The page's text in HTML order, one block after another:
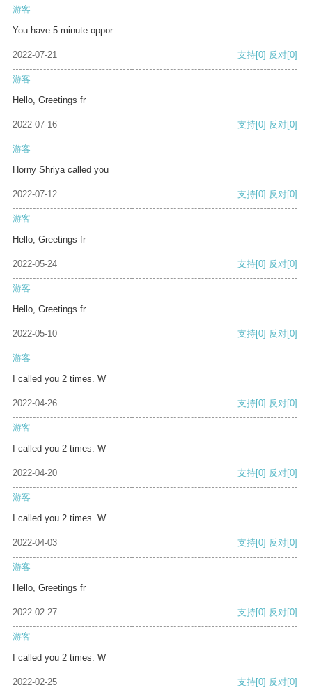
游客
You have 5 minute oppor
2022-07-21 支持[0] 反对[0]
游客
Hello, Greetings fr
2022-07-16 支持[0] 反对[0]
游客
Horny Shriya called you
2022-07-12 支持[0] 反对[0]
游客
Hello, Greetings fr
2022-05-24 支持[0] 反对[0]
游客
Hello, Greetings fr
2022-05-10 支持[0] 反对[0]
游客
I called you 2 times. W
2022-04-26 支持[0] 反对[0]
游客
I called you 2 times. W
2022-04-20 支持[0] 反对[0]
游客
I called you 2 times. W
2022-04-03 支持[0] 反对[0]
游客
Hello, Greetings fr
2022-02-27 支持[0] 反对[0]
游客
I called you 2 times. W
2022-02-25 支持[0] 反对[0]